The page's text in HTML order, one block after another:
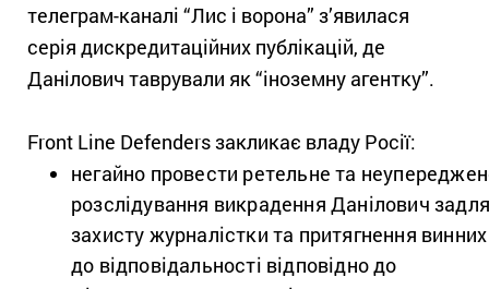
телеграм-каналі “Лис і ворона” з’явилася
серія дискредитаційних публікацій, де
Данілович таврували як “іноземну агентку”.
Front Line Defenders закликає владу Росії:
негайно провести ретельне та
розслідування викрадення Данілович
захисту журналістки та притягнення винних
до відповідальності відповідно до